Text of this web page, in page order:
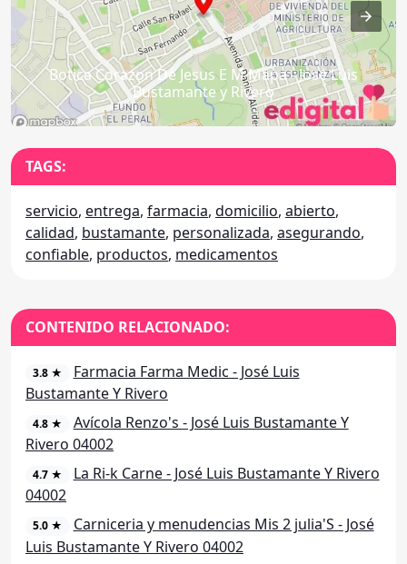
Botica Corazon De Jesus E M Mapa - José Luis
Bustamante y Rivero
TAGS:
servicio, entrega, farmacia, domicilio, abierto,
calidad, bustamante, personalizada, asegurando,
confiable, productos, medicamentos
CONTENIDO RELACIONADO:
3.8 ★
Farmacia Farma Medic - José Luis
Bustamante Y Rivero
4.8 ★
Avícola Renzo's - José Luis Bustamante Y
Rivero 04002
4.7 ★
La Ri-k Carne - José Luis Bustamante Y Rivero
04002
5.0 ★
Carniceria y menudencias Mis 2 julia'S - José
Luis Bustamante Y Rivero 04002